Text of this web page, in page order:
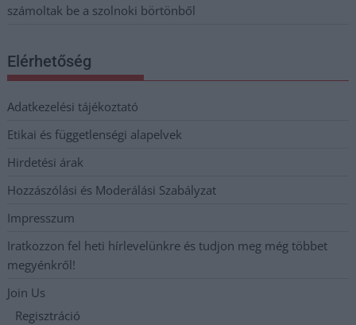
számoltak be a szolnoki börtönből
Elérhetőség
Adatkezelési tájékoztató
Etikai és függetlenségi alapelvek
Hirdetési árak
Hozzászólási és Moderálási Szabályzat
Impresszum
Iratkozzon fel heti hírlevelünkre és tudjon meg még többet
megyénkről!
Join Us
Regisztráció